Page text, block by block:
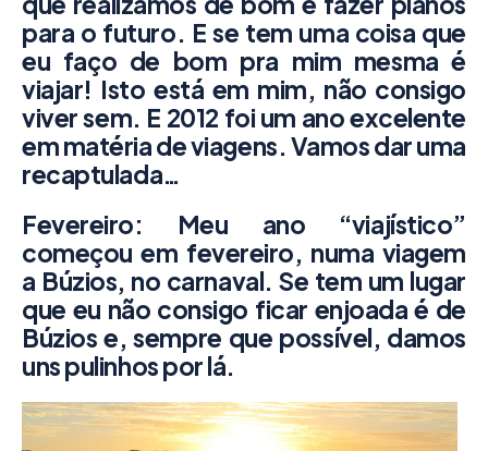
para o futuro. E se tem uma coisa que
eu faço de bom pra mim mesma é
viajar! Isto está em mim, não consigo
viver sem. E 2012 foi um ano excelente
em matéria de viagens. Vamos dar uma
recaptulada…
Fevereiro: Meu ano “viajístico”
começou em fevereiro, numa viagem
a Búzios, no carnaval. Se tem um lugar
que eu não consigo ficar enjoada é de
Búzios e, sempre que possível, damos
uns pulinhos por lá.